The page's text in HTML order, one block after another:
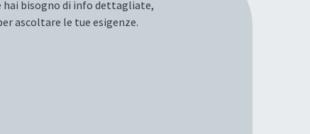
hai bisogno di info dettagliate,
ascoltare le tue esigenze.